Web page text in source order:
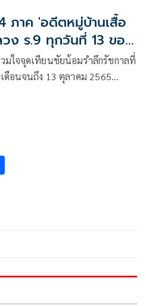
ภาค 'อดีตหมู่บ้านเสื้อ
ง ร.9 ทุกวันที่ 13 ของ
มใจจุดเทียนชัยน้อมรำลึกรัชกาลที่
ดือนจนถึง 13 ตุลาคม 2565